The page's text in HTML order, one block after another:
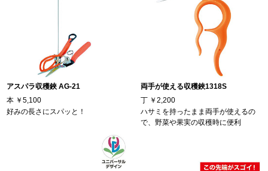
アスパラ収穫鋏 AG-21
本 ￥5,100
好みの長さにスパッと！
両手が使える収穫鋏1318S
丁 ￥2,200
ハサミを持ったまま両手が使えるの
で、野菜や果実の収穫時に便利